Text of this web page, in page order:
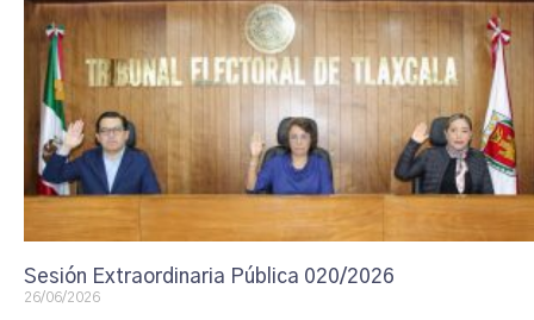
Sesión Extraordinaria Pública 020/2026
26/06/2026